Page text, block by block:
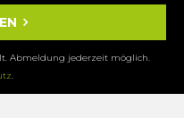
Abmeldung jederzeit möglich.
.